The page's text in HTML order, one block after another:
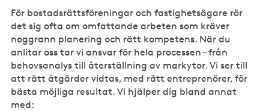
För bostadsrättsföreningar och fastighetsägare rör
det sig ofta om omfattande arbeten som kräver
noggrann planering och rätt kompetens. När du
anlitar oss tar vi ansvar för hela processen – från
behovsanalys till återställning av markytor. Vi ser till
att rätt åtgärder vidtas, med rätt entreprenörer, för
bästa möjliga resultat. Vi hjälper dig bland annat
med: